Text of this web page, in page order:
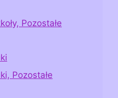
Pozostałe
Pozostałe